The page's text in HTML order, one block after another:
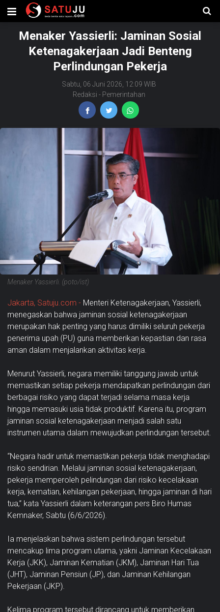
Menaker Yassierli: Jaminan Sosial
Ketenagakerjaan Jadi Benteng
Perlindungan Pekerja
Sabtu, 06 Juni 2026, 12:09 WIB
Redaksi - Pemerintahan
Menaker Yassierli. (poto/ist)
Jakarta, Satuju.com - Menteri Ketenagakerjaan, Yassierli,
menegaskan bahwa jaminan sosial ketenagakerjaan
merupakan hak penting yang harus dimiliki seluruh pekerja
penerima upah (PU) guna memberikan kepastian dan rasa
aman dalam menjalankan aktivitas kerja.
Menurut Yassierli, negara memiliki tanggung jawab untuk
memastikan setiap pekerja mendapatkan perlindungan dari
berbagai risiko yang dapat terjadi selama masa kerja
hingga memasuki usia tidak produktif. Karena itu, program
jaminan sosial ketenagakerjaan menjadi salah satu
instrumen utama dalam mewujudkan perlindungan tersebut.
“Negara hadir untuk memastikan pekerja tidak menghadapi
risiko sendirian. Melalui jaminan sosial ketenagakerjaan,
pekerja memperoleh pelindungan dari risiko kecelakaan
kerja, kematian, kehilangan pekerjaan, hingga jaminan di hari
tua,” kata Yassierli dalam keterangan pers Biro Humas
Kemnaker, Sabtu (6/6/2026).
Ia menjelaskan bahwa sistem perlindungan tersebut
mencakup lima program utama, yakni Jaminan Kecelakaan
Kerja (JKK), Jaminan Kematian (JKM), Jaminan Hari Tua
(JHT), Jaminan Pensiun (JP), dan Jaminan Kehilangan
Pekerjaan (JKP).
Kelima program tersebut dirancang untuk memberikan